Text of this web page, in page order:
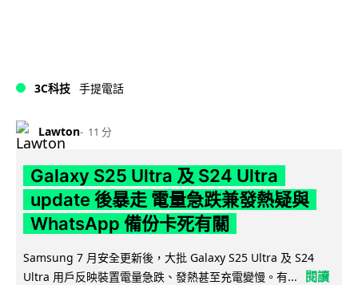
3C科技 手提電話
Lawton 11 分
Galaxy S25 Ultra 及 S24 Ultra
update 後暴走 電量急跌兼發熱疑與
WhatsApp 備份卡死有關
Samsung 7 月安全更新後，大批 Galaxy S25 Ultra 及 S24
Ultra 用戶反映裝置電量急跌、發熱甚至充電變慢。有...
閱讀